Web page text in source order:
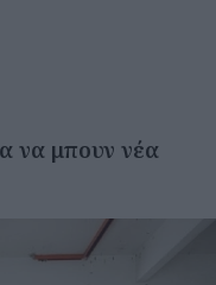
να μπουν νέα